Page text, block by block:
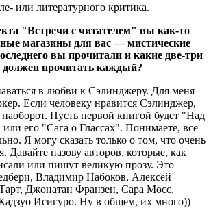
или литературного критика.
"Встречи с читателем" вы как-то
магазины для вас — мистические
вы прочитали и какие две-три
прочитать каждый?
в любви к Сэлинджеру. Для меня
Если человеку нравится Сэлинджер,
Пусть первой книгой будет "Над
его "Сага о Глассах". Понимаете, всё
Я могу сказать только о том, что очень
Давайте назову авторов, которые, как
или пишут великую прозу. Это
Владимир Набоков, Алексей
Джонатан Франзен, Сара Мосс,
Исигуро. Ну в общем, их много))